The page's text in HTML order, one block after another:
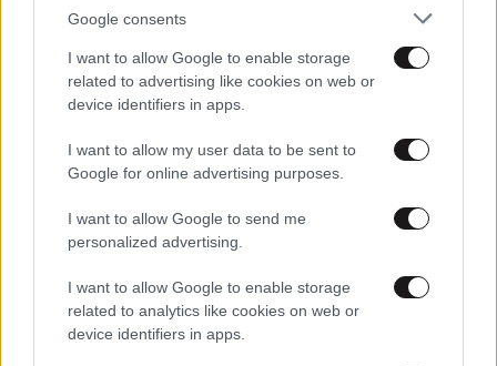
Google consents
I want to allow Google to enable storage
related to advertising like cookies on web or
device identifiers in apps.
I want to allow my user data to be sent to
Google for online advertising purposes.
I want to allow Google to send me
personalized advertising.
I want to allow Google to enable storage
related to analytics like cookies on web or
device identifiers in apps.